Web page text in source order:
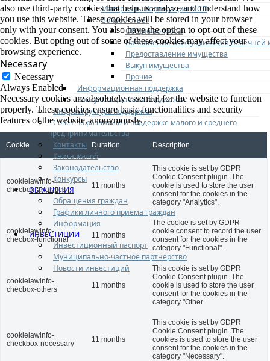
Материалы Корпорации МСП
Вопрос-ответ
Общие вопросы
Наполнение и актуализация перечней
Предоставление имущества
Выкуп имущества
Прочие
Информационная поддержка
Консультационная поддержка
Инфраструктура поддержки
Совет по развитию и поддержке малого и среднего
предпринимательства
Контакты
Книга жалоб
Законодательство
Конкурсы
ОБРАЩЕНИЯ
Обращения граждан
Графики личного приема граждан
Информация
ИНВЕСТИЦИИ
Инвестиционный паспорт
Муниципально-частное партнерство
Новости инвестиций
also use third-party cookies that help us analyze and understand how
you use this website. These cookies will be stored in your browser
only with your consent. You also have the option to opt-out of these
cookies. But opting out of some of these cookies may affect your
browsing experience.
Necessary
Necessary
Always Enabled
Necessary cookies are absolutely essential for the website to function
properly. These cookies ensure basic functionalities and security
features of the website, anonymously.
Cookie Duration Description
cookielawinfo-
checbox-analytics
11 months
This cookie is set by GDPR
Cookie Consent plugin. The
cookie is used to store the user
consent for the cookies in the
category "Analytics".
cookielawinfo-
checbox-functional
11 months
The cookie is set by GDPR
cookie consent to record the user
consent for the cookies in the
category "Functional".
cookielawinfo-
checbox-others
11 months
This cookie is set by GDPR
Cookie Consent plugin. The
cookie is used to store the user
consent for the cookies in the
category "Other.
cookielawinfo-
checkbox-necessary
11 months
This cookie is set by GDPR
Cookie Consent plugin. The
cookies is used to store the user
consent for the cookies in the
category "Necessary".